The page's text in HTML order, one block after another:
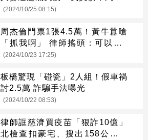
(2024/10/25 08:15)
周杰倫門票1張4.5萬！黃牛囂嗆
「抓我啊」 律師搖頭：可以判7
年
(2024/10/23 17:25)
板橋驚現「碰瓷」2人組！假車禍
討2.5萬 詐騙手法曝光
(2024/10/22 08:53)
律師誆慈濟買疫苗「狠詐10億」
北檢查扣豪宅、搜出158公斤黃